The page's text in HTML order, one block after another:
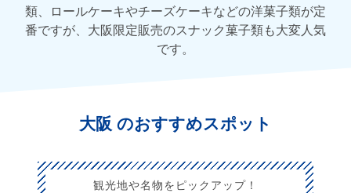
類、ロールケーキやチーズケーキなどの洋菓子類が定
番ですが、大阪限定販売のスナック菓子類も大変人気
です。
大阪 のおすすめスポット
観光地や名物をピックアップ！